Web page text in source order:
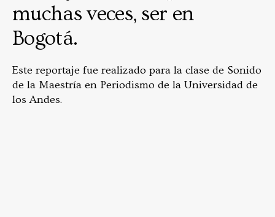
muchas veces, ser en
Bogotá.
Este reportaje fue realizado para la clase de Sonido
de la Maestría en Periodismo de la Universidad de
los Andes.